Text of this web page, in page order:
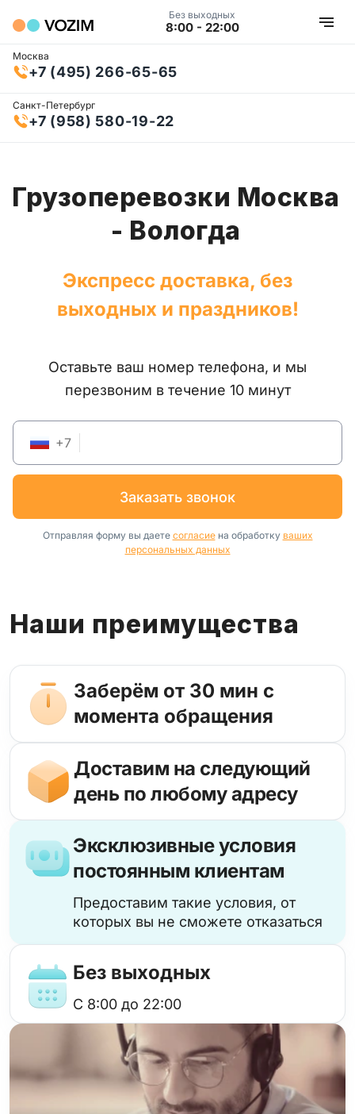
Без выходных
8:00 - 22:00
Москва
+7 (495) 266-65-65
Санкт-Петербург
+7 (958) 580-19-22
Грузоперевозки Москва
- Вологда
Экспресс доставка, без
выходных и праздников!
Оставьте ваш номер телефона, и мы
перезвоним в течение 10 минут
+7
заказать звонок
Отправляя форму вы даете согласиена обработку ваших
персональных данных
Наши преимущества
Заберём от 30 мин с
момента обращения
Доставим на следующий
день по любому адресу
Эксклюзивные условия
постоянным клиентам
Предоставим такие условия, от
которых вы не сможете отказаться
Без выходных
с 8:00 до 22:00